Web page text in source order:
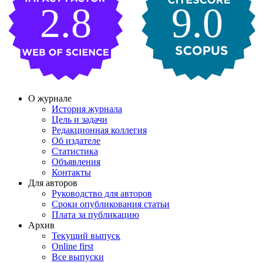
9.0
2.8
О журнале
История журнала
Цель и задачи
Редакционная коллегия
Об издателе
Статистика
Объявления
Контакты
Для авторов
Руководство для авторов
Сроки опубликования статьи
Плата за публикацию
Архив
Текущий выпуск
Online first
Все выпуски